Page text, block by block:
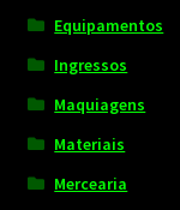
Equipamentos
Ingressos
Maquiagens
Materiais
Mercearia